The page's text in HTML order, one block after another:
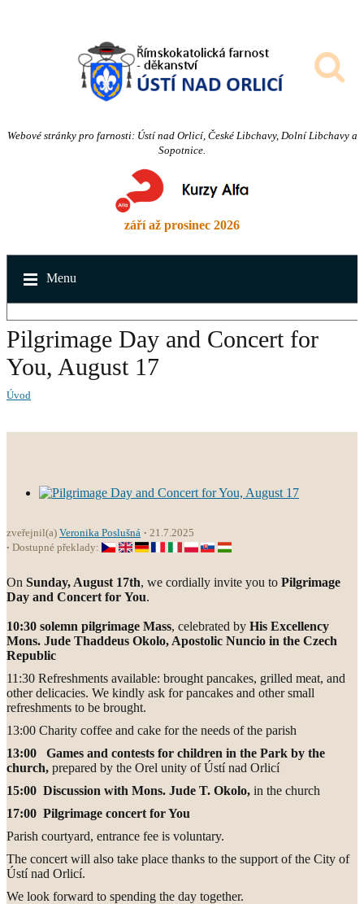
Webové stránky pro farnosti: Ústí nad Orlicí, České Libchavy, Dolní Libchavy a
Sopotnice.
září až prosinec 2026
Menu
Pilgrimage Day and Concert for
You, August 17
Úvod
zveřejnil(a) Veronika Poslušná
21.7.2025
Dostupné překlady:
On Sunday, August 17th, we cordially invite you to Pilgrimage
Day and Concert for You.
10:30 solemn pilgrimage Mass, celebrated by His Excellency
Mons. Jude Thaddeus Okolo, Apostolic Nuncio in the Czech
Republic
11:30 Refreshments available: brought pancakes, grilled meat, and
other delicacies. We kindly ask for pancakes and other small
refreshments to be brought.
13:00 Charity coffee and cake for the needs of the parish
13:00 Games and contests for children in the Park by the
church, prepared by the Orel unity of Ústí nad Orlicí
15:00 Discussion with Mons. Jude T. Okolo, in the church
17:00 Pilgrimage concert for You
Parish courtyard, entrance fee is voluntary.
The concert will also take place thanks to the support of the City of
Ústí nad Orlicí.
We look forward to spending the day together.